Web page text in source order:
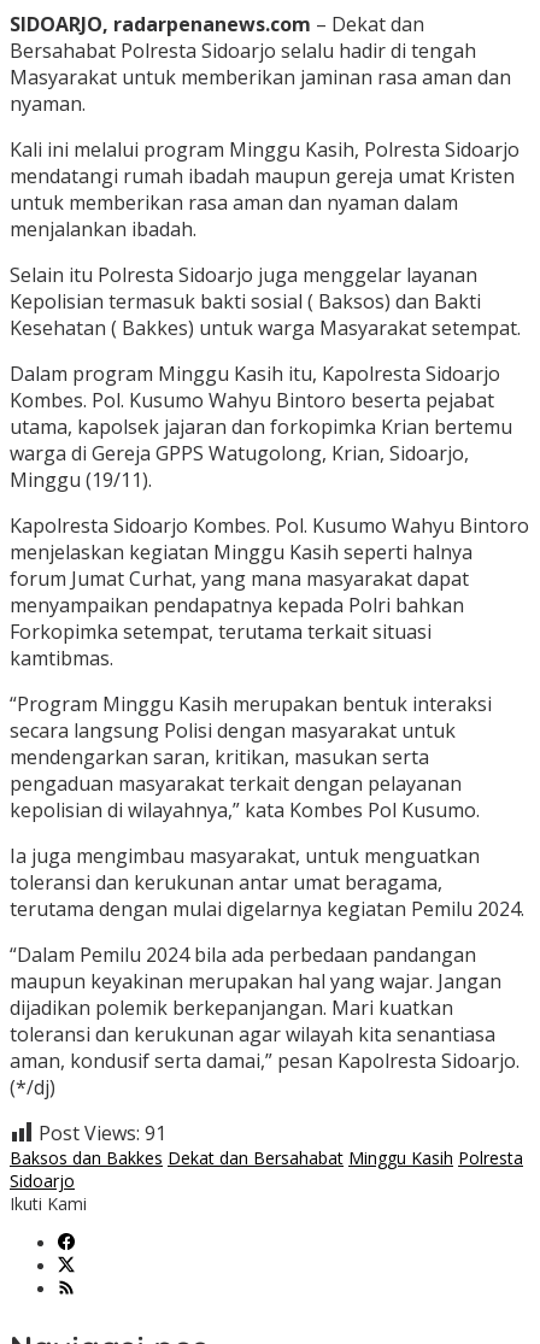
SIDOARJO, radarpenanews.com – Dekat dan
Bersahabat Polresta Sidoarjo selalu hadir di tengah
Masyarakat untuk memberikan jaminan rasa aman dan
nyaman.
Kali ini melalui program Minggu Kasih, Polresta Sidoarjo
mendatangi rumah ibadah maupun gereja umat Kristen
untuk memberikan rasa aman dan nyaman dalam
menjalankan ibadah.
Selain itu Polresta Sidoarjo juga menggelar layanan
Kepolisian termasuk bakti sosial ( Baksos) dan Bakti
Kesehatan ( Bakkes) untuk warga Masyarakat setempat.
Dalam program Minggu Kasih itu, Kapolresta Sidoarjo
Kombes. Pol. Kusumo Wahyu Bintoro beserta pejabat
utama, kapolsek jajaran dan forkopimka Krian bertemu
warga di Gereja GPPS Watugolong, Krian, Sidoarjo,
Minggu (19/11).
Kapolresta Sidoarjo Kombes. Pol. Kusumo Wahyu Bintoro
menjelaskan kegiatan Minggu Kasih seperti halnya
forum Jumat Curhat, yang mana masyarakat dapat
menyampaikan pendapatnya kepada Polri bahkan
Forkopimka setempat, terutama terkait situasi
kamtibmas.
“Program Minggu Kasih merupakan bentuk interaksi
secara langsung Polisi dengan masyarakat untuk
mendengarkan saran, kritikan, masukan serta
pengaduan masyarakat terkait dengan pelayanan
kepolisian di wilayahnya,” kata Kombes Pol Kusumo.
Ia juga mengimbau masyarakat, untuk menguatkan
toleransi dan kerukunan antar umat beragama,
terutama dengan mulai digelarnya kegiatan Pemilu 2024.
“Dalam Pemilu 2024 bila ada perbedaan pandangan
maupun keyakinan merupakan hal yang wajar. Jangan
dijadikan polemik berkepanjangan. Mari kuatkan
toleransi dan kerukunan agar wilayah kita senantiasa
aman, kondusif serta damai,” pesan Kapolresta Sidoarjo.
(*/dj)
Post Views: 91
Baksos dan Bakkes Dekat dan Bersahabat Minggu Kasih Polresta
Sidoarjo
Ikuti Kami